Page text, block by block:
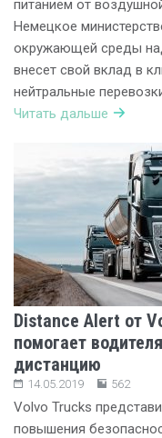
питанием от
Немецкое
окружающей среды
внесет свой вклад в
нейтральные
Читать дальше
Distance Alert от
помогает
дистанцию
14.05.2019 562
Volvo Trucks
повышения